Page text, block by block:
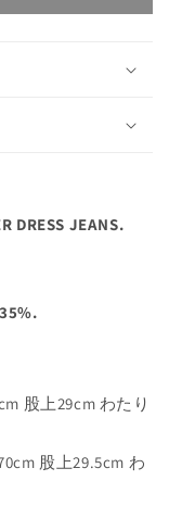
DRESS JEANS.
股上29cm わたり
股上29.5cm わ